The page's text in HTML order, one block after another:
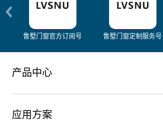
鲁墅门窗官方订阅号 鲁墅门窗定制服务号
产品中心
应用方案